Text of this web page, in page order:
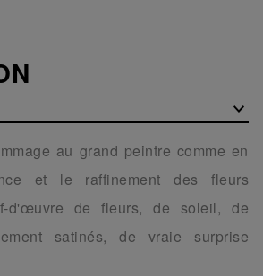
au grand peintre comme en
et le raffinement des fleurs
d'œuvre de fleurs, de soleil, de
satinés, de vraie surprise